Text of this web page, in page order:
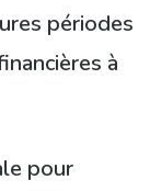
périodes
à
pour